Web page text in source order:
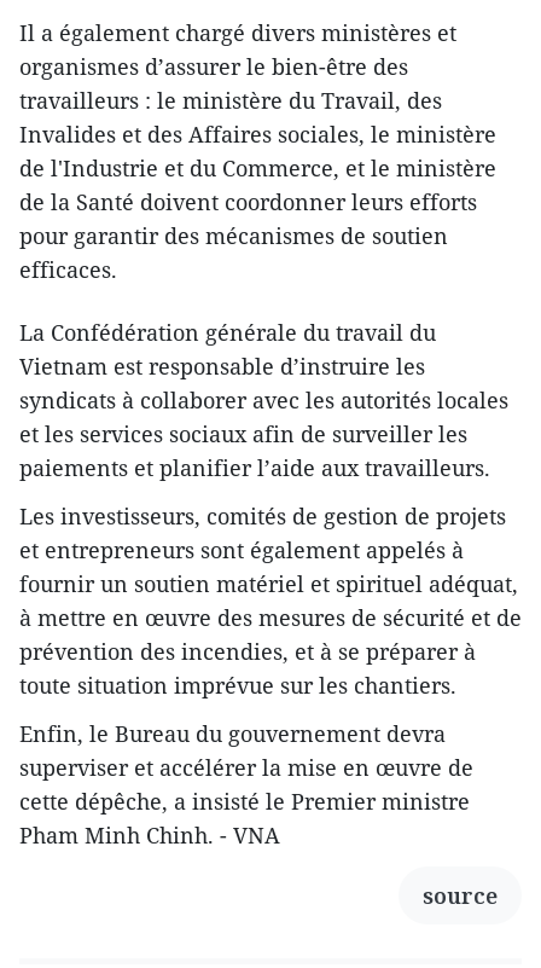
Il a également chargé divers ministères et
organismes d’assurer le bien-être des
travailleurs : le ministère du Travail, des
Invalides et des Affaires sociales, le ministère
de l'Industrie et du Commerce, et le ministère
de la Santé doivent coordonner leurs efforts
pour garantir des mécanismes de soutien
efficaces.
La Confédération générale du travail du
Vietnam est responsable d’instruire les
syndicats à collaborer avec les autorités locales
et les services sociaux afin de surveiller les
paiements et planifier l’aide aux travailleurs.
Les investisseurs, comités de gestion de projets
et entrepreneurs sont également appelés à
fournir un soutien matériel et spirituel adéquat,
à mettre en œuvre des mesures de sécurité et de
prévention des incendies, et à se préparer à
toute situation imprévue sur les chantiers.
Enfin, le Bureau du gouvernement devra
superviser et accélérer la mise en œuvre de
cette dépêche, a insisté le Premier ministre
Pham Minh Chinh. - VNA
source